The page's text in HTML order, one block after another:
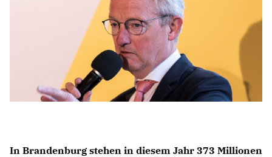
CDU Potsdam
In Brandenburg stehen in diesem Jahr 373 Millionen